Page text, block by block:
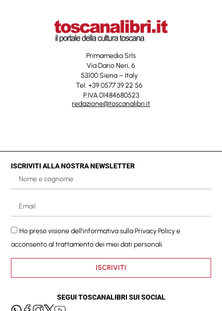
Primamedia Srls
Via Dario Neri, 6
53100 Siena – Italy
Tel. +39 0577 39 22 56
P.IVA 01484680523
redazione@toscanalibri.it
ISCRIVITI ALLA NOSTRA NEWSLETTER
Ho preso visione dell'informativa sullaPrivacy Policye
acconsento al trattamento dei miei dati personali.
ISCRIVITI
SEGUI TOSCANALIBRI SUI SOCIAL